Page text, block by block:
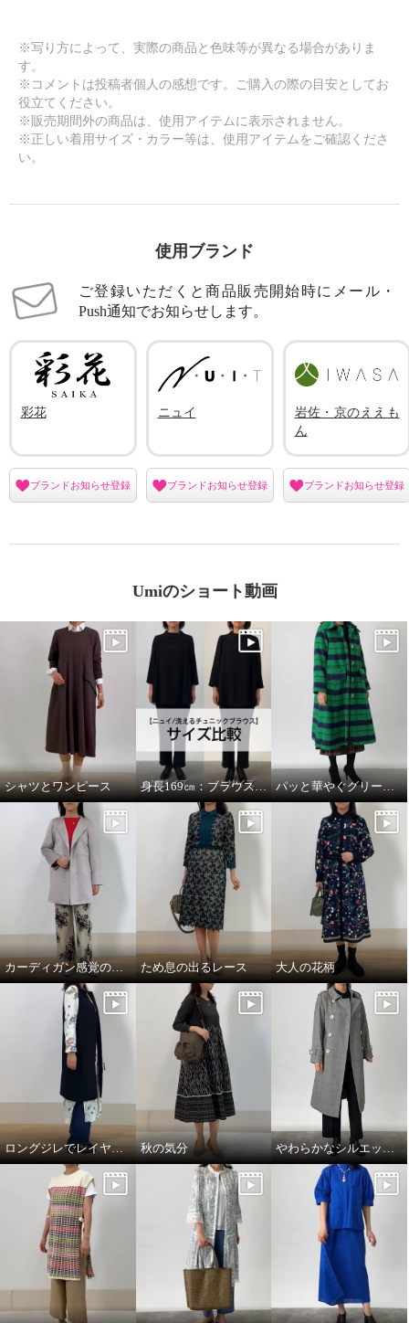
彩花 ジェット ネックレス＆イヤ
リング／ピアスセット
イヤリング
岩佐 コード刺しゅう インナーマ
グネット フォーマルバッグ
ブラック
¥0
※写り方によって、実際の商品と色味等が異なる場合がありま
す。
※コメントは投稿者個人の感想です。ご購入の際の目安としてお
役立てください。
※販売期間外の商品は、使用アイテムに表示されません。
※正しい着用サイズ・カラー等は、使用アイテムをご確認くださ
い。
使用ブランド
ご登録いただくと商品販売開始時にメール・
Push通知でお知らせします。
彩花
ブランドお知らせ登録
ニュイ
ブランドお知らせ登録
岩佐・京のええも
ん
ブランドお知らせ登録
Umiのショート動画
シャツとワンピース 身長169㎝：ブラウスMサイズとLサイズを着比べ パッと華やぐグリーンコート
カーディガン感覚のコート ため息の出るレース 大人の花柄
ロングジレでレイヤードスタイル 秋の気分 やわらかなシルエットの上質トレンチコート